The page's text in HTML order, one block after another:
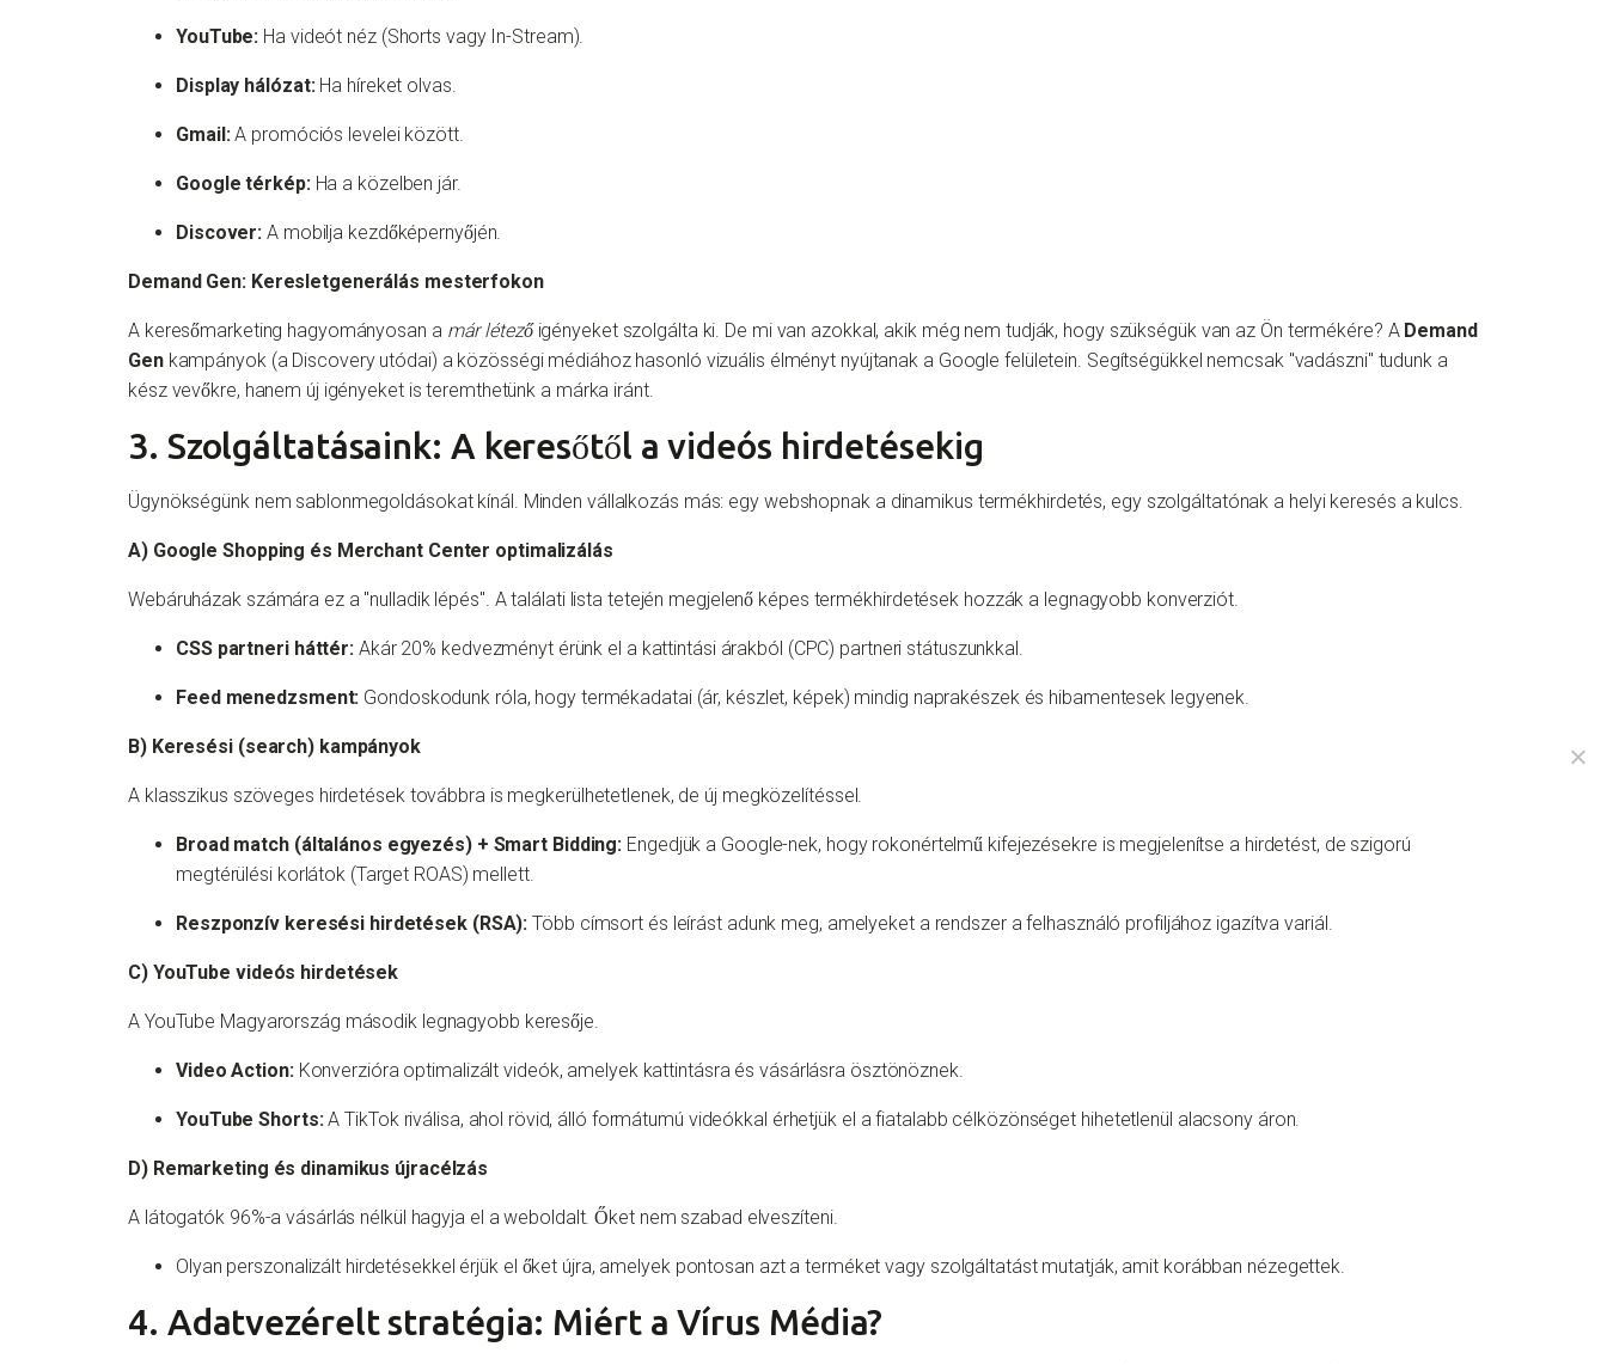
YouTube: Ha videót néz (Shorts vagy In-Stream).
Display hálózat:Ha híreket olvas.
Gmail:A promóciós levelei között.
Google térkép:Ha a közelben jár.
Discover: A mobilja kezdőképernyőjén.
Demand Gen: Keresletgenerálás mesterfokon
A keresőmarketing hagyományosan a már létezőigényeket szolgálta ki. De mi van azokkal, akik még nem tudják, hogy szükségük van az Ön termékére? A Demand
Genkampányok (a Discovery utódai) a közösségi médiához hasonló vizuális élményt nyújtanak a Google felületein. Segítségükkel nemcsak "vadászni" tudunk a
kész vevőkre, hanem új igényeket is teremthetünk a márka iránt.
3. Szolgáltatásaink: A keresőtől a videós hirdetésekig
Ügynökségünk nem sablonmegoldásokat kínál. Minden vállalkozás más: egy webshopnak a dinamikus termékhirdetés, egy szolgáltatónak a helyi keresés a kulcs.
A) Google Shopping és Merchant Center optimalizálás
Webáruházak számára ez a "nulladik lépés". A találati lista tetején megjelenő képes termékhirdetések hozzák a legnagyobb konverziót.
CSS partneri háttér: Akár 20% kedvezményt érünk el a kattintási árakból (CPC) partneri státuszunkkal.
Feed menedzsment: Gondoskodunk róla, hogy termékadatai (ár, készlet, képek) mindig naprakészek és hibamentesek legyenek.
B) Keresési (search) kampányok
A klasszikus szöveges hirdetések továbbra is megkerülhetetlenek, de új megközelítéssel.
Broad match (általános egyezés) + Smart Bidding: Engedjük a Google-nek, hogy rokonértelmű kifejezésekre is megjelenítse a hirdetést, de szigorú
megtérülési korlátok (Target ROAS) mellett.
Reszponzív keresési hirdetések (RSA): Több címsort és leírást adunk meg, amelyeket a rendszer a felhasználó profiljához igazítva variál.
C) YouTube videós hirdetések
A YouTube Magyarország második legnagyobb keresője.
Video Action:Konverzióra optimalizált videók, amelyek kattintásra és vásárlásra ösztönöznek.
YouTube Shorts:A TikTok riválisa, ahol rövid, álló formátumú videókkal érhetjük el a fiatalabb célközönséget hihetetlenül alacsony áron.
D) Remarketing és dinamikus újracélzás
A látogatók 96%-a vásárlás nélkül hagyja el a weboldalt. Őket nem szabad elveszíteni.
Olyan perszonalizált hirdetésekkel érjük el őket újra, amelyek pontosan azt a terméket vagy szolgáltatást mutatják, amit korábban nézegettek.
4. Adatvezérelt stratégia: Miért a Vírus Média?